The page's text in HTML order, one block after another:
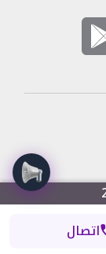
اتصال